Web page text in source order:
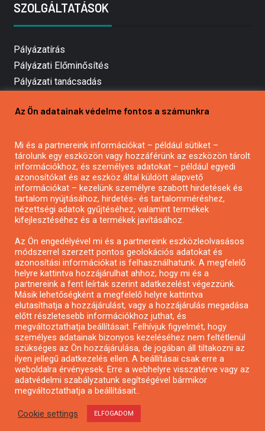
SZOLGÁLTATÁSOK
Pályázatírás
Pályázati Előminősítés
Pályázati tanácsadás
Mezőgazdasági pályázatírás
Pályázatírás civil szervezeteknek
Pályázatírás önkormányzatoknak
Pályázatfigyelés
Specifikus pályázatfigyelés vagy hírlevél
Pályázatok magánszemélyeknek
Pályázatok civil szervezeteknek
Pályázatok vállalkozásoknak
Önkormányzati pályázatok
Mezőgazdasági pályázatok
Falusi turizmus pályázatok
Napelem pályázatok
GINOP pályázatok
Copyright © All rights reserved.
Az Ön adatainak védelme fontos a számunkra
Mi és a partnereink információkat – például sütiket –
tárolunk egy eszközön vagy hozzáférünk az eszközön tárolt
információkhoz, és személyes adatokat – például egyedi
azonosítókat és az eszköz által küldött alapvető
információkat – kezelünk személyre szabott hirdetések és
tartalom nyújtásához, hirdetés- és tartalomméréshez,
nézettségi adatok gyűjtéséhez, valamint termékek
kifejlesztéséhez és a termékek javításához.
Az Ön engedélyével mi és a partnereink eszközleolvasásos
módszerrel szerzett pontos geolokációs adatokat és
azonosítási információkat is felhasználhatunk. A megfelelő
helyre kattintva hozzájárulhat ahhoz, hogy mi és a
partnereink a fent leírtak szerint adatkezelést végezzünk.
Másik lehetőségként a megfelelő helyre kattintva
elutasíthatja a hozzájárulást, vagy a hozzájárulás megadása
előtt részletesebb információkhoz juthat, és
megváltoztathatja beállításait. Felhívjuk figyelmét, hogy
személyes adatainak bizonyos kezeléséhez nem feltétlenül
szükséges az Ön hozzájárulása, de jogában áll tiltakozni az
ilyen jellegű adatkezelés ellen. A beállításai csak erre a
weboldalra érvényesek. Erre a webhelyre visszatérve vagy az
adatvédelmi szabályzatunk segítségével bármikor
megváltoztathatja a beállításait..
Cookie settings ELFOGADOM